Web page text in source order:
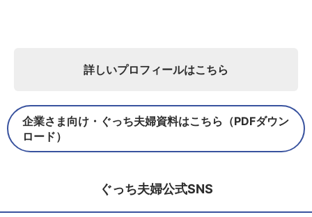
詳しいプロフィールはこちら
企業さま向け・ぐっち夫婦資料はこちら（PDFダウン
ロード）
ぐっち夫婦公式SNS